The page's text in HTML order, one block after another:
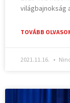
világbajnokság
TOVÁBB
2021.11.16.